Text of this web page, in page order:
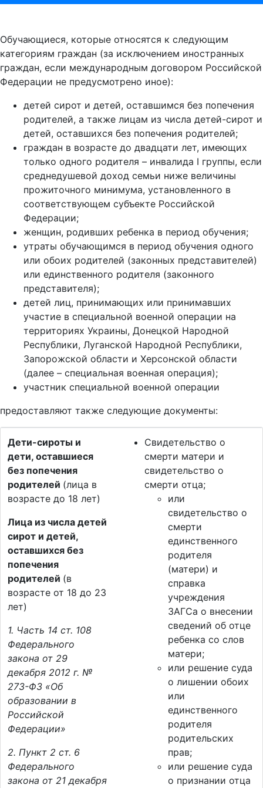
Обучающиеся, которые относятся к следующим
категориям граждан (за исключением иностранных
граждан, если международным договором Российской
Федерации не предусмотрено иное):
детей сирот и детей, оставшимся без попечения
родителей, а также лицам из числа детей-сирот и
детей, оставшихся без попечения родителей;
граждан в возрасте до двадцати лет, имеющих
только одного родителя – инвалида I группы, если
среднедушевой доход семьи ниже величины
прожиточного минимума, установленного в
соответствующем субъекте Российской
Федерации;
женщин, родивших ребенка в период обучения;
утраты обучающимся в период обучения одного
или обоих родителей (законных представителей)
или единственного родителя (законного
представителя);
детей лиц, принимающих или принимавших
участие в специальной военной операции на
территориях Украины, Донецкой Народной
Республики, Луганской Народной Республики,
Запорожской области и Херсонской области
(далее – специальная военная операция);
участник специальной военной операции
предоставляют также следующие документы:
Дети-сироты и
дети, оставшиеся
без попечения
родителей (лица в
возрасте до 18 лет)
Лица из числа детей
сирот и детей,
оставшихся без
попечения
родителей (в
возрасте от 18 до 23
лет)
1. Часть 14 ст. 108
Федерального
закона от 29
декабря 2012 г. №
273-ФЗ «Об
образовании в
Российской
Федерации»
2. Пункт 2 ст. 6
Федерального
закона от 21 декабря
Свидетельство о
смерти матери и
свидетельство о
смерти отца;
или
свидетельство о
смерти
единственного
родителя
(матери) и
справка
учреждения
ЗАГСа о внесении
сведений об отце
ребенка со слов
матери;
или решение суда
о лишении обоих
или
единственного
родителя
родительских
прав;
или решение суда
о признании отца